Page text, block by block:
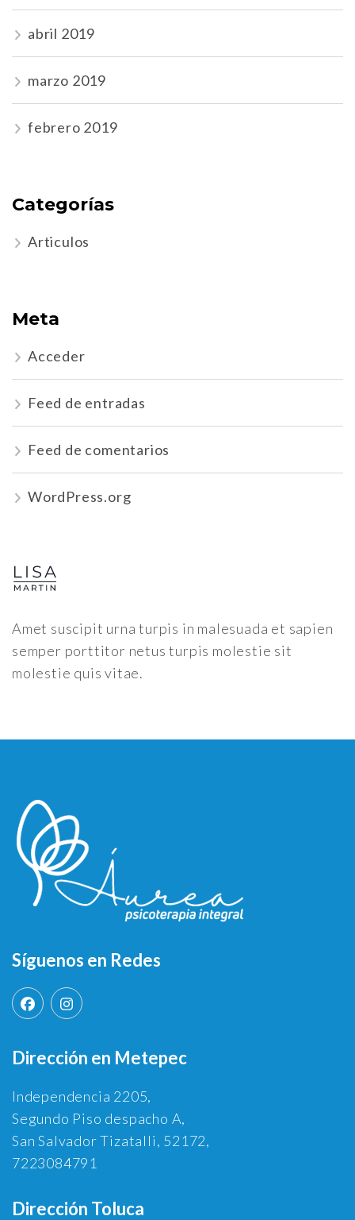
abril 2019
marzo 2019
febrero 2019
Categorías
Articulos
Meta
Acceder
Feed de entradas
Feed de comentarios
WordPress.org
Amet suscipit urna turpis in malesuada et sapien
semper porttitor netus turpis molestie sit
molestie quis vitae.
Síguenos en Redes
Dirección en Metepec
Independencia 2205,
Segundo Piso despacho A,
San Salvador Tizatalli, 52172,
7223084791
Dirección Toluca